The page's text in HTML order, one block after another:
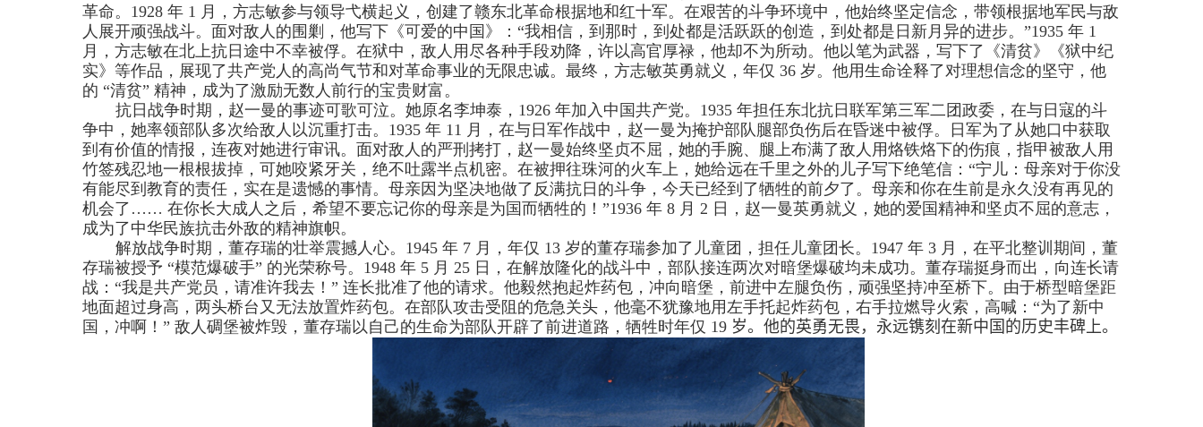
革命。 1928 年 1 月，方志敏参与领导弋横起义，创建了赣东北革命根据地和红十军。在艰苦的斗争环境中，他始终坚定信念，带领根据地军民与敌
人展开顽强战斗。面对敌人的围剿，他写下《可爱的中国》：“我相信，到那时，到处都是活跃跃的创造，到处都是日新月异的进步。”1935 年 1
月，方志敏在北上抗日途中不幸被俘。在狱中，敌人用尽各种手段劝降，许以高官厚禄，他却不为所动。他以笔为武器，写下了《清贫》《狱中纪
实》等作品，展现了共产党人的高尚气节和对革命事业的无限忠诚。最终，方志敏英勇就义，年仅 36 岁。他用生命诠释了对理想信念的坚守，他
的 “清贫” 精神，成为了激励无数人前行的宝贵财富。
抗日战争时期，赵一曼的事迹可歌可泣。她原名李坤泰， 1926年加入中国共产党。 1935年担任东北抗日联军第三军二团政委，在与日寇的斗
争中，她率领部队多次给敌人以沉重打击。 1935 年 11 月，在与日军作战中，赵一曼为掩护部队腿部负伤后在昏迷中被俘。日军为了从她口中获取
到有价值的情报，连夜对她进行审讯。面对敌人的严刑拷打，赵一曼始终坚贞不屈，她的手腕、腿上布满了敌人用烙铁烙下的伤痕，指甲被敌人用
竹签残忍地一根根拔掉，可她咬紧牙关，绝不吐露半点机密。在被押往珠河的火车上，她给远在千里之外的儿子写下绝笔信：“宁儿：母亲对于你没
有能尽到教育的责任，实在是遗憾的事情。母亲因为坚决地做了反满抗日的斗争，今天已经到了牺牲的前夕了。母亲和你在生前是永久没有再见的
机会了…… 在你长大成人之后，希望不要忘记你的母亲是为国而牺牲的！”1936 年 8 月 2 日，赵一曼英勇就义，她的爱国精神和坚贞不屈的意志，
成为了中华民族抗击外敌的精神旗帜。
解放战争时期，董存瑞的壮举震撼人心。 1945年 7 月，年仅 13岁的董存瑞参加了儿童团，担任儿童团长。 1947年3 月，在平北整训期间，董
存瑞被授予 “模范爆破手” 的光荣称号。 1948 年 5 月 25 日，在解放隆化的战斗中，部队接连两次对暗堡爆破均未成功。董存瑞挺身而出，向连长请
战：“我是共产党员，请准许我去！” 连长批准了他的请求。他毅然抱起炸药包，冲向暗堡，前进中左腿负伤，顽强坚持冲至桥下。由于桥型暗堡距
地面超过身高，两头桥台又无法放置炸药包。在部队攻击受阻的危急关头，他毫不犹豫地用左手托起炸药包，右手拉燃导火索，高喊：“为了新中
国，冲啊！” 敌人碉堡被炸毁，董存瑞以自己的生命为部队开辟了前进道路，牺牲时年仅 19 岁。他的英勇无畏，永远镌刻在新中国的历史丰碑上。